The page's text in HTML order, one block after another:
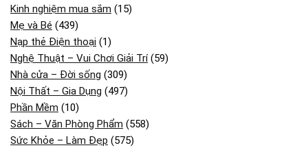
Kinh nghiệm mua sắm (15)
Mẹ và Bé (439)
Nạp thẻ Điện thoại (1)
Nghệ Thuật – Vui Chơi Giải Trí(59)
Nhà cửa – Đời sống (309)
Nội Thất – Gia Dụng (497)
Phần Mềm (10)
Sách – Văn Phòng Phẩm (558)
Sức Khỏe – Làm Đẹp (575)